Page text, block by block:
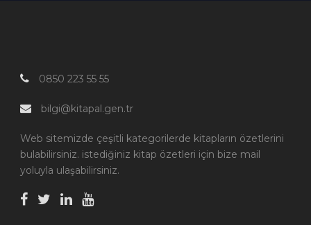
0850 223 55 55
bilgi@kitapal.gen.tr
Web sitemizde çeşitli kategorilerde kitapların özetlerini
bulabilirsiniz. istediğiniz kitap özetleri için bize mail
yoluyla ulaşabilirsiniz.